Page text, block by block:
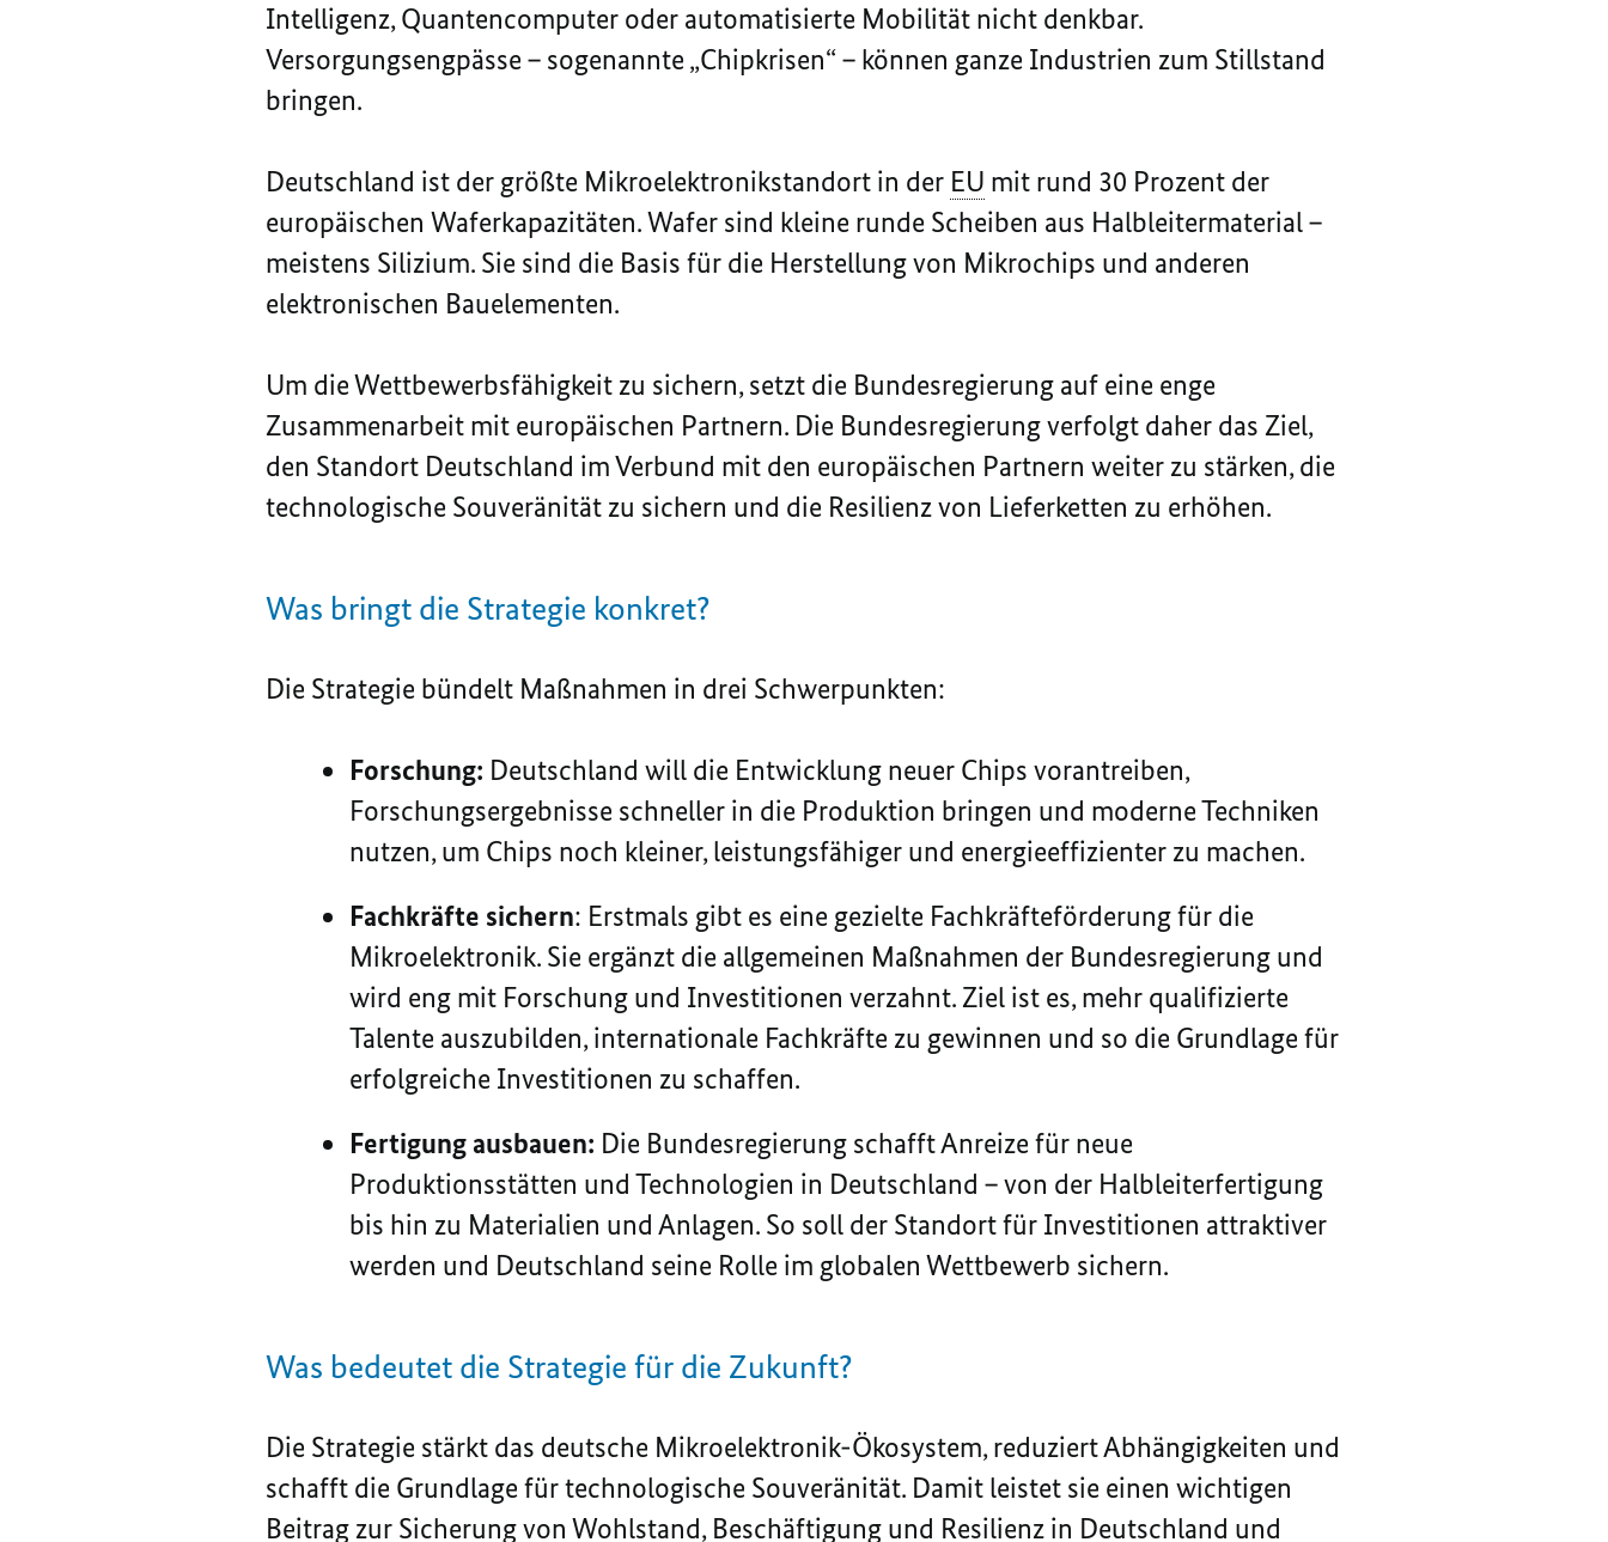
Intelligenz, Quantencomputer oder automatisierte Mobilität nicht denkbar.
Versorgungsengpässe – sogenannte „Chipkrisen“ – können ganze Industrien zum Stillstand
bringen.
Deutschland ist der größte Mikroelektronikstandort in der EU mit rund 30 Prozent der
europäischen Waferkapazitäten.Wafer sind kleine runde Scheiben aus Halbleitermaterial –
meistens Silizium. Sie sind die Basis für die Herstellung von Mikrochips und anderen
elektronischen Bauelementen.
Um die Wettbewerbsfähigkeit zu sichern, setzt die Bundesregierung auf eine enge
Zusammenarbeit mit europäischen Partnern. Die Bundesregierung verfolgt daher das Ziel,
den Standort Deutschland im Verbund mit den europäischen Partnern weiter zu stärken, die
technologische Souveränität zu sichern und die Resilienz von Lieferketten zu erhöhen.
Was bringt die Strategie konkret?
Die Strategie bündelt Maßnahmen in drei Schwerpunkten:
Forschung: Deutschland will die Entwicklung neuer Chips vorantreiben,
Forschungsergebnisse schneller in die Produktion bringen und moderne Techniken
nutzen, um Chips noch kleiner, leistungsfähiger und energieeffizienter zu machen.
Fachkräfte sichern: Erstmals gibt es eine gezielte Fachkräfteförderung für die
Mikroelektronik. Sie ergänzt die allgemeinen Maßnahmen der Bundesregierung und
wird eng mit Forschung und Investitionen verzahnt. Ziel ist es, mehr qualifizierte
Talente auszubilden, internationale Fachkräfte zu gewinnen und so die Grundlage für
erfolgreiche Investitionen zu schaffen.
Fertigung ausbauen: Die Bundesregierung schafft Anreize für neue
Produktionsstätten und Technologien in Deutschland – von der Halbleiterfertigung
bis hin zu Materialien und Anlagen. So soll der Standort für Investitionen attraktiver
werden und Deutschland seine Rolle im globalen Wettbewerb sichern.
Was bedeutet die Strategie für die Zukunft?
Die Strategie stärkt das deutsche Mikroelektronik-Ökosystem, reduziert Abhängigkeiten und
schafft die Grundlage für technologische Souveränität. Damit leistet sie einen wichtigen
Beitrag zur Sicherung von Wohlstand, Beschäftigung und Resilienz in Deutschland und